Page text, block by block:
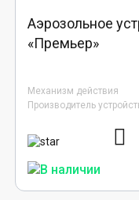
Аэрозольное
«Премьер»
Механизм действия
Производитель